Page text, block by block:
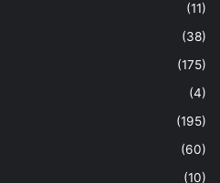
(11)
(38)
(175)
(4)
(195)
(60)
(10)